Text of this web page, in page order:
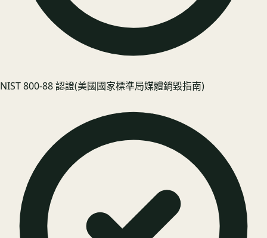
NIST 800-88 認證(美國國家標準局媒體銷毀指南)